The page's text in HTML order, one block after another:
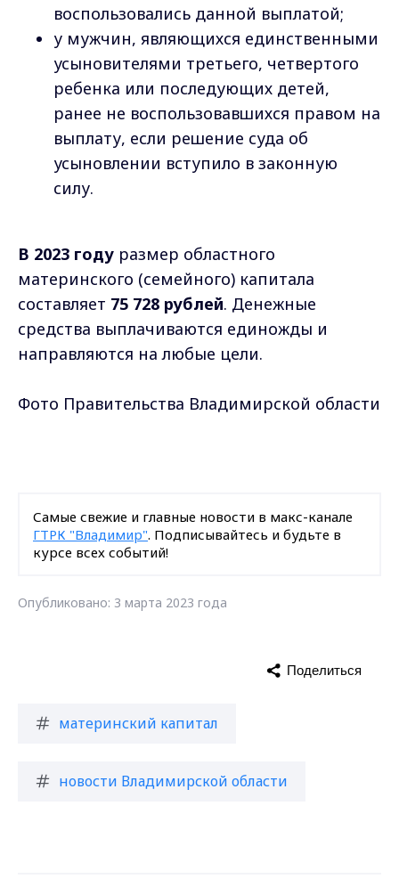
воспользовались данной выплатой;
у мужчин, являющихся единственными
усыновителями третьего, четвертого
ребенка или последующих детей,
ранее не воспользовавшихся правом на
выплату, если решение суда об
усыновлении вступило в законную
силу.
В 2023 году размер областного
материнского (семейного) капитала
составляет 75 728 рублей. Денежные
средства выплачиваются единожды и
направляются на любые цели.
Фото Правительства Владимирской области
Самые свежие и главные новости в макс-канале
ГТРК "Владимир". Подписывайтесь и будьте в
курсе всех событий!
Опубликовано: 3 марта 2023 года
материнский капитал
новости Владимирской области
Поделиться